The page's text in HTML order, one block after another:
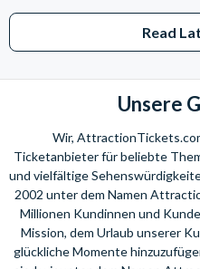
an. Wir beraten Sie gerne bei der
Read
Unsere
Wir,
Ticketanbieter für beliebte
und vielfältige
2002 unter dem Namen
Millionen Kundinnen und
Mission, dem Urlaub unserer
glückliche Momente